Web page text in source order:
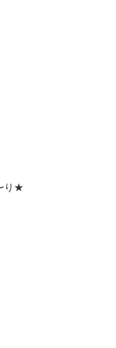
り★